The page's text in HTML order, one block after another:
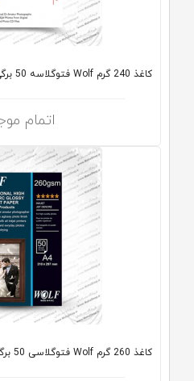
کاغذ 240 گرم Wolf فتوگلاسه 50 برگی A4
اتمام
کاغذ 260 گرم Wolf فتوگلاسی 50 برگی A4